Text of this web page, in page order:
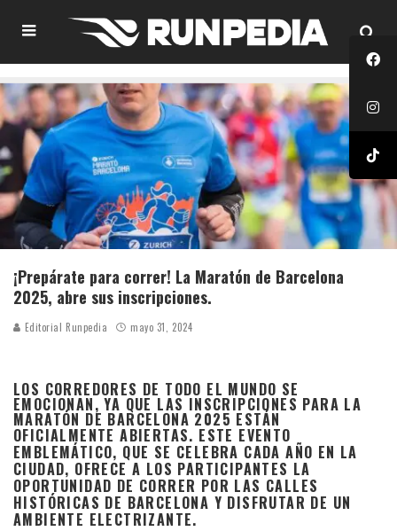
¡Prepárate para correr! La Maratón de Barcelona
2025, abre sus inscripciones.
Editorial Runpedia mayo 31, 2024
LOS CORREDORES DE TODO EL MUNDO SE
EMOCIONAN, YA QUE LAS INSCRIPCIONES PARA LA
MARATÓN DE BARCELONA 2025 ESTÁN
OFICIALMENTE ABIERTAS. ESTE EVENTO
EMBLEMÁTICO, QUE SE CELEBRA CADA AÑO EN LA
CIUDAD, OFRECE A LOS PARTICIPANTES LA
OPORTUNIDAD DE CORRER POR LAS CALLES
HISTÓRICAS DE BARCELONA Y DISFRUTAR DE UN
AMBIENTE ELECTRIZANTE.